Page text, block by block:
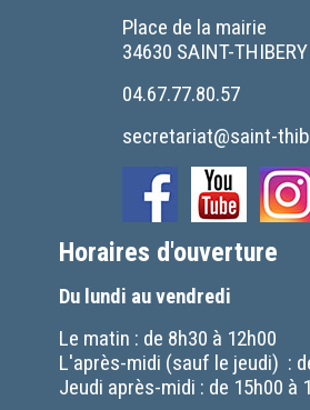
Place de la mairie
34630 SAINT-THIBERY
04.67.77.80.57
secretariat@saint-
Horaires d'ouverture
Du lundi au vendredi
Le matin : de 8h30 à 12h00
L'après-midi (sauf le jeudi) :
Jeudi après-midi : de 15h00 à